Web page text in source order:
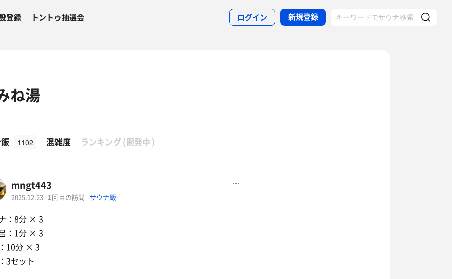
登録 トントゥ抽選会 ログイン 新規登録
ね湯
1102 混雑度 ランキング (開発中 )
mngt443
2025.12.23 1 回目の訪問 サウナ飯
：8分 × 3
：1分 × 3
10分 × 3
3セット